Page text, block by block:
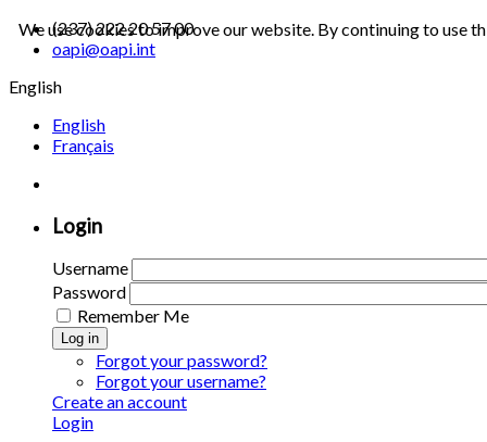
(237) 222 20 57 00
oapi@oapi.int
English
English
Français
Login
Username
Password
Remember Me
Log in
Forgot your password?
Forgot your username?
Create an account
Login
We use cookies to improve our website. By continuing to use